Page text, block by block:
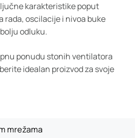
karakteristike poput
rada, oscilacije i nivoa buke
odluku.
ponudu stonih ventilatora
idealan proizvod za svoje
mrežama